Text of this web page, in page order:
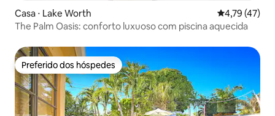
Casa ⋅ Lake Worth 4,79 de uma
4,79 (47)
The Palm Oasis: conforto luxuoso com piscina aquecida
Preferido dos hóspedes
Preferido dos hóspedes